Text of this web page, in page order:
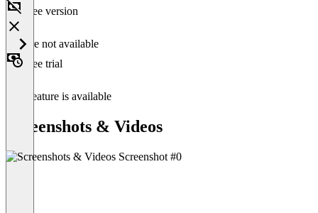
Free version
Feature not available
Free trial
This feature is available
Screenshots & Videos